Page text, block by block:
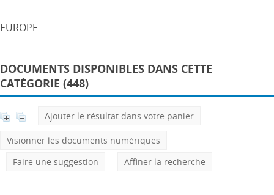
EUROPE
DOCUMENTS DISPONIBLES DANS CETTE
CATÉGORIE (448)
Ajouter le résultat dans votre panier
Visionner les documents numériques
Faire une suggestion
Affiner la recherche